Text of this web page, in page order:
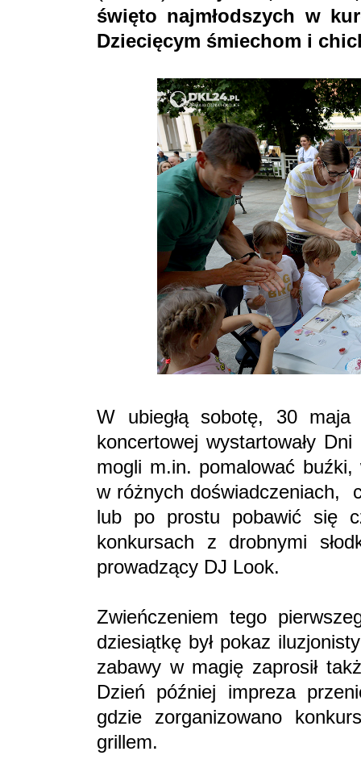
święto najmłodszych w
Dziecięcym śmiechom i
W ubiegłą sobotę, 30
koncertowej wystartowały
mogli m.in. pomalować buźki,
w różnych doświadczeniach,
lub po prostu pobawić się
konkursach z drobnymi
prowadzący DJ Look.
Zwieńczeniem tego
dziesiątkę był pokaz
zabawy w magię zaprosił
Dzień później impreza
gdzie zorganizowano
grillem.